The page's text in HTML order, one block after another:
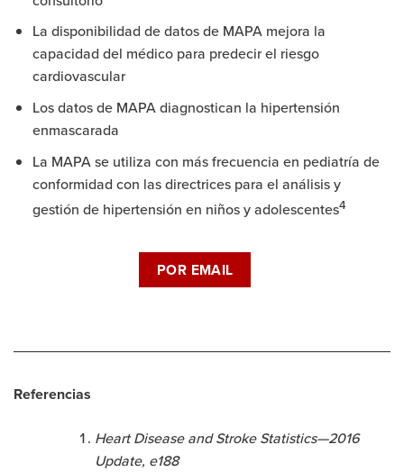
La disponibilidad de datos de MAPA mejora la
capacidad del médico para predecir el riesgo
cardiovascular
Los datos de MAPA diagnostican la hipertensión
enmascarada
La MAPA se utiliza con más frecuencia en pediatría de
conformidad con las directrices para el análisis y
gestión de hipertensión en niños y adolescentes4
POR EMAIL
Referencias
Heart Disease and Stroke Statistics—2016
Update, e188